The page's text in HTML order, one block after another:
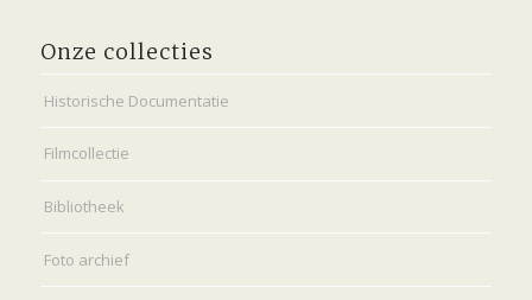
Onze collecties
Historische Documentatie
Filmcollectie
Bibliotheek
Foto archief